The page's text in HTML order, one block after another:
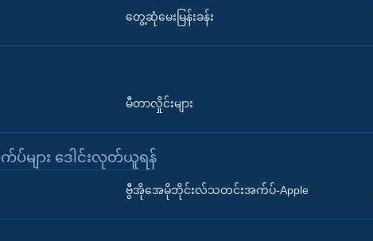
တွေ့ဆုံမေးမြန်းခန်း
မီတာလှိုင်းများ
များ ဒေါင်းလုတ်ယူရန်
ဗွီအိုအေမိုဘိုင်းလ်သတင်းအက်ပ်-Apple